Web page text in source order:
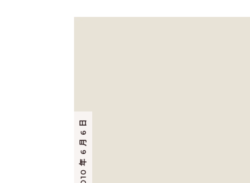
2010 年 6 月 6 日